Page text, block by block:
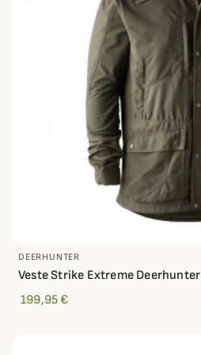
DEERHUNTER
Veste Strike Extreme Deerhunter
199,95 €